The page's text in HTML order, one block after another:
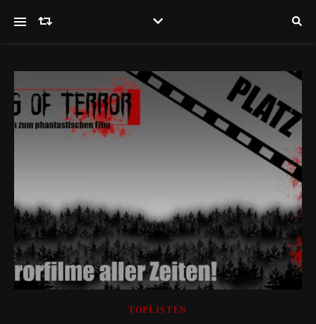
TOPLISTEN